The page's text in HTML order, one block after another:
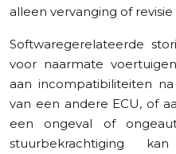
alleen vervanging of
Softwaregerelateerde
voor naarmate
aan incompatibiliteiten
van een andere ECU, of
een ongeval of
stuurbekrachtiging